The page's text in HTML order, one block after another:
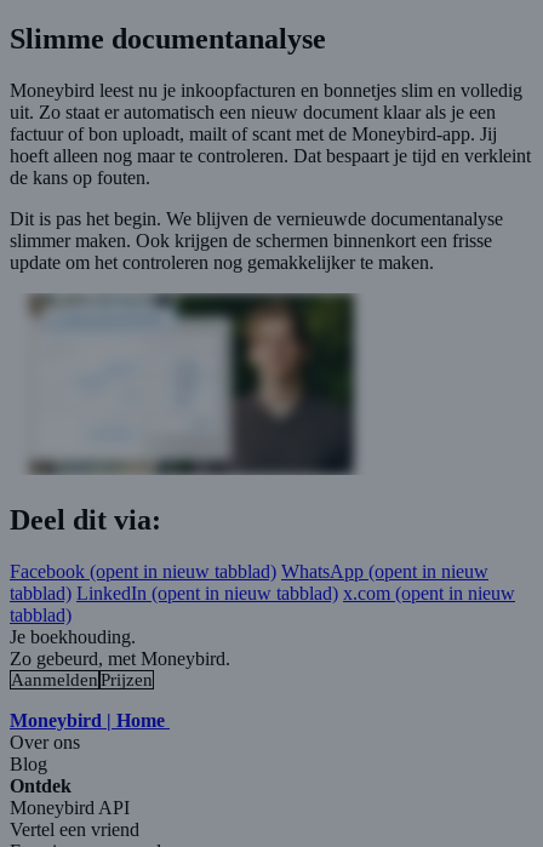
Slimme documentanalyse
Moneybird leest nu je inkoopfacturen en bonnetjes slim en volledig
uit. Zo staat er automatisch een nieuw document klaar als je een
factuur of bon uploadt, mailt of scant met de Moneybird-app. Jij
hoeft alleen nog maar te controleren. Dat bespaart je tijd en verkleint
de kans op fouten.
Dit is pas het begin. We blijven de vernieuwde documentanalyse
slimmer maken. Ook krijgen de schermen binnenkort een frisse
update om het controleren nog gemakkelijker te maken.
Deel dit via:
Facebook (opent in nieuw tabblad) WhatsApp (opent in nieuw
tabblad) LinkedIn (opent in nieuw tabblad) x.com (opent in nieuw
tabblad)